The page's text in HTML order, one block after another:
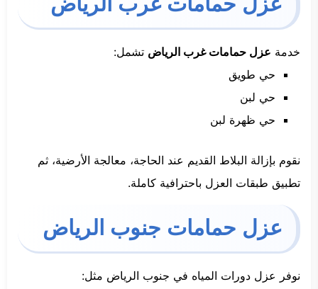
خدمة عزل حمامات غرب الرياض تشمل:
حي طويق
حي لبن
حي ظهرة لبن
نقوم بإزالة البلاط القديم عند الحاجة، معالجة الأرضية، ثم
تطبيق طبقات العزل باحترافية كاملة.
عزل حمامات جنوب الرياض
نوفر عزل دورات المياه في جنوب الرياض مثل: